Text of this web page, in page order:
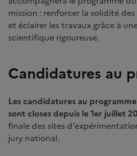
mission : renforcer la solidité
et éclairer les travaux grâce à
scientifique rigoureuse.
Candidatures au
Les candidatures au
sont closes depuis le 1er juillet
finale des sites
jury national.